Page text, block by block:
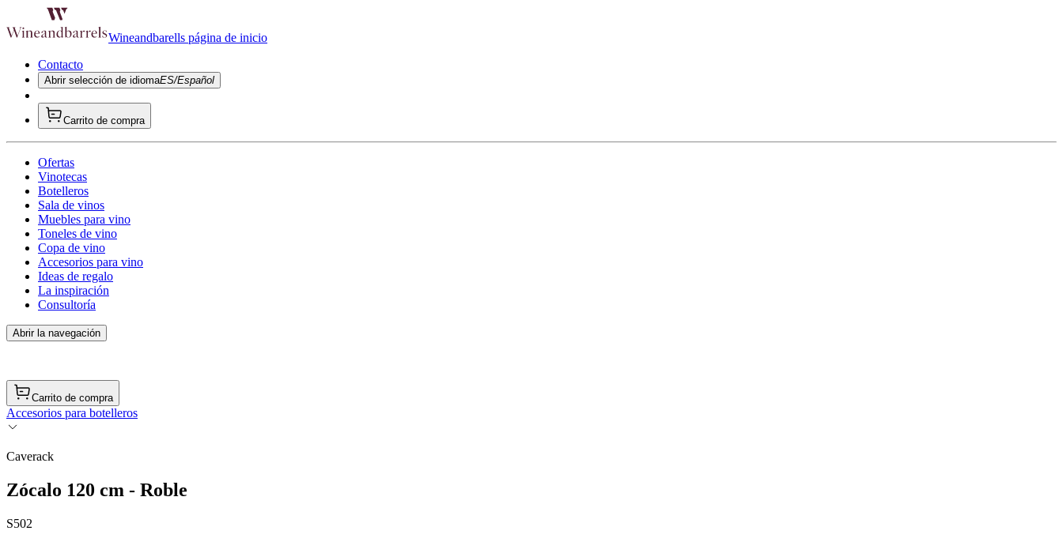
Wineandbarells página de inicio
Contacto
Abrir selección de idiomaES/Español
Carrito de compra
Ofertas
Vinotecas
Botelleros
Sala de vinos
Muebles para vino
Toneles de vino
Copa de vino
Accesorios para vino
Ideas de regalo
La inspiración
Consultoría
Abrir la navegación
Carrito de compra
Accesorios para botelleros
Caverack
Zócalo 120 cm - Roble
S502